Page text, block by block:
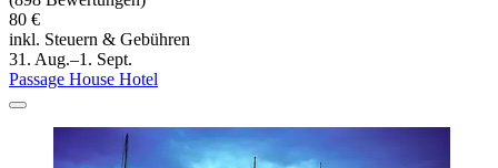
80 €
inkl. Steuern & Gebühren
31. Aug.–1. Sept.
Passage House Hotel